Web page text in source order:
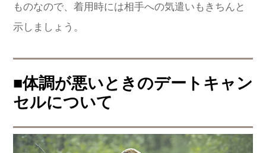
ものなので、着用時には相手への気遣いもきちんと
示しましょう。
■体調が悪いときのデートキャン
セルについて